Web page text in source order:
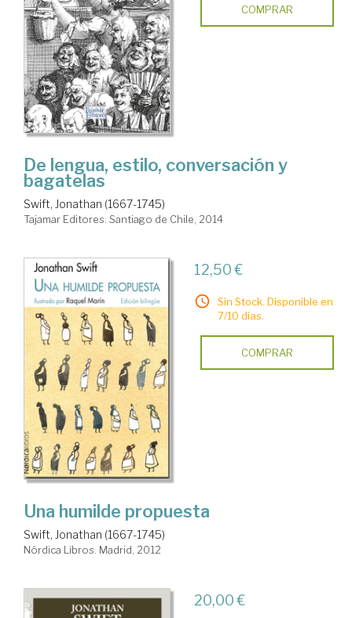
COMPRAR
De lengua, estilo, conversación y
bagatelas
Swift, Jonathan (1667-1745)
Tajamar Editores. Santiago de Chile, 2014
12,50 €
Sin Stock. Disponible en
7/10 días.
COMPRAR
Una humilde propuesta
Swift, Jonathan (1667-1745)
Nórdica Libros. Madrid, 2012
20,00 €